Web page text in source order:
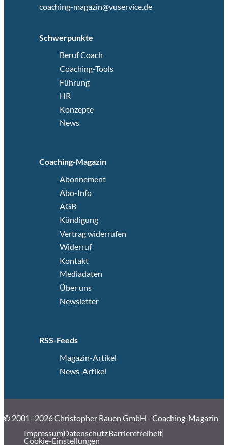
coaching-magazin@vuservice.de
Schwerpunkte
Beruf Coach
Coaching-Tools
Führung
HR
Konzepte
News
Coaching-Magazin
Abonnement
Abo-Info
AGB
Kündigung
Vertrag widerrufen
Widerruf
Kontakt
Mediadaten
Über uns
Newsletter
RSS-Feeds
Magazin-Artikel
News-Artikel
© 2001–2026 Christopher Rauen GmbH - Coaching-Magazin
ImpressumDatenschutzBarrierefreiheit
Cookie-Einstellungen